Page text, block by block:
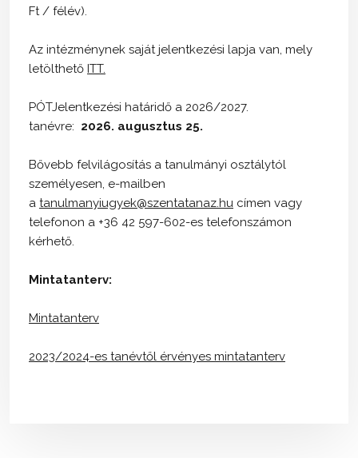
Ft / félév).
Az intézménynek saját jelentkezési lapja van, mely
letölthető ITT.
PÓTJelentkezési határidő a 2026/2027.
tanévre: 2026. augusztus 25.
Bővebb felvilágosítás a tanulmányi osztálytól
személyesen, e-mailben
a tanulmanyiugyek@szentatanaz.hu címen vagy
telefonon a +36 42 597-602-es telefonszámon
kérhető.
Mintatanterv:
Mintatanterv
2023/2024-es tanévtől érvényes mintatanterv